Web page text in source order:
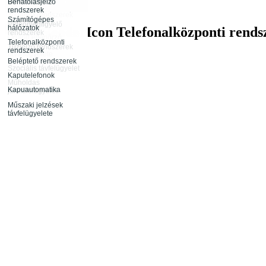
Rendészeti
tevékenység
Rendezvénybiztosítás
Tűzjelző rendszerek
távfelügyelete
Őrjárat ellenőrző
rendszerek
távfelügyelete
Szociális távfelügyelet
Műholdas
járműfelügyelet
Műszaki jelzések
távfelügyelete
Behatolásjelző
rendszerek
Videómegfigyelő
rendszerek
Tűzjelző rendszerek
Beléptető rendszerek
Kaputelefonok
Kapuautomatika
Infokommunikáció
Számítógépes
hálózatok
Telefonalközponti
rendszerek
Telefonalközponti